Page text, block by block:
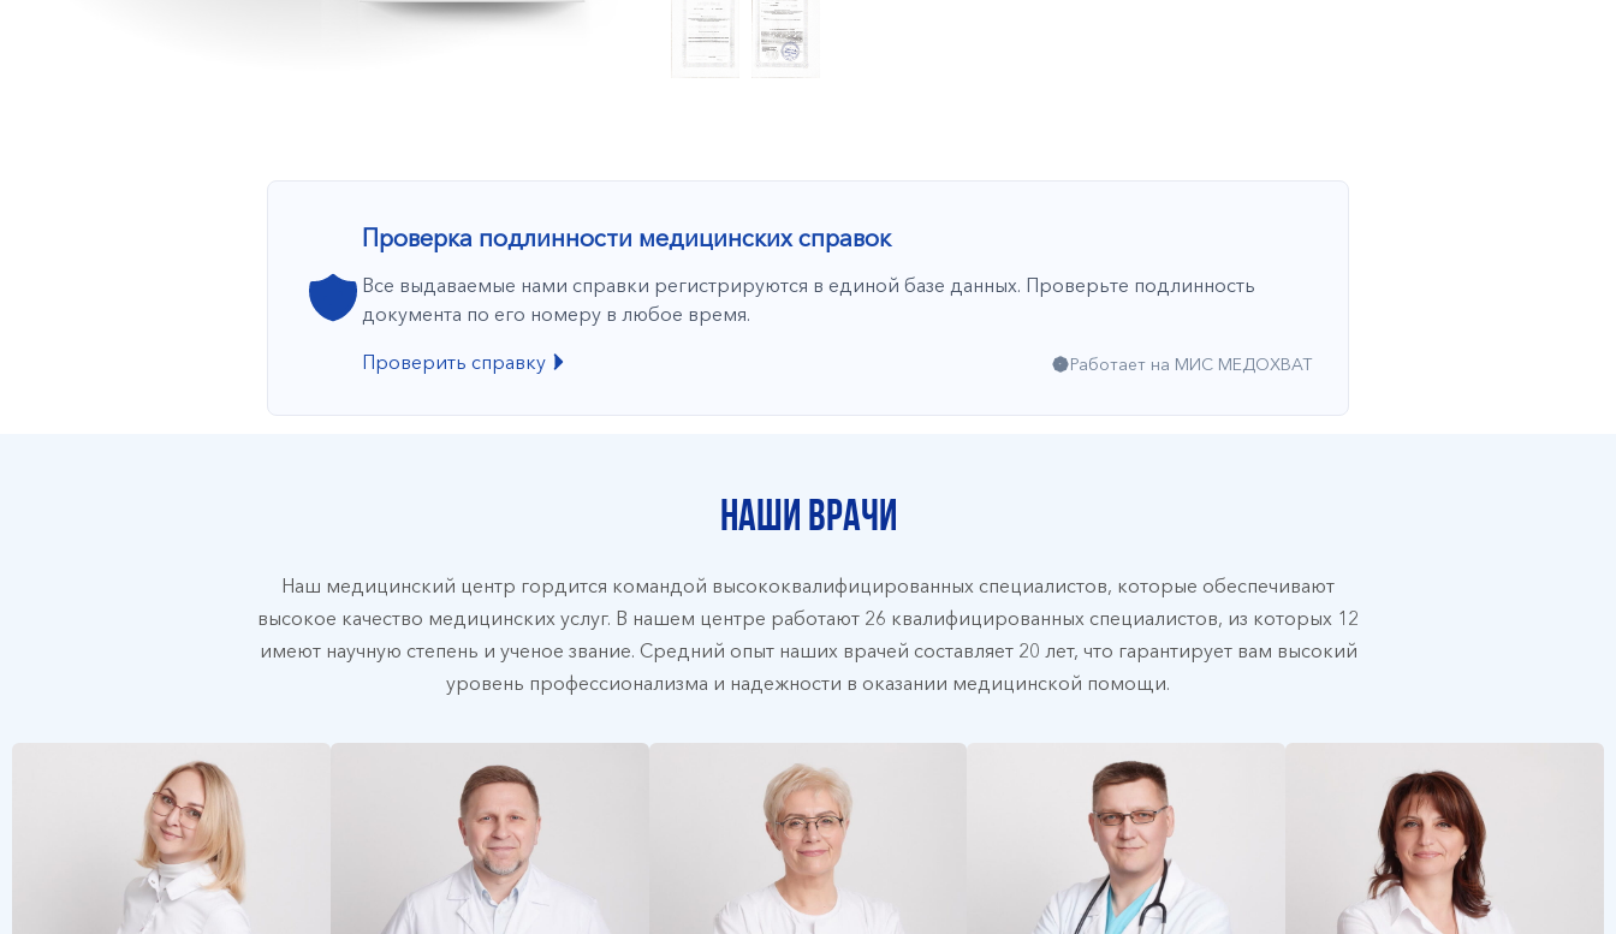
Проверка подлинности медицинских справок
Все выдаваемые нами справки регистрируются в единой базе данных. Проверьте подлинность
документа по его номеру в любое время.
Проверить справку
Работает на МИС МЕДОХВАТ
Наши врачи
Наш медицинский центр гордится командой высококвалифицированных специалистов, которые обеспечивают
высокое качество медицинских услуг. В нашем центре работают 26 квалифицированных специалистов, из которых 12
имеют научную степень и ученое звание. Средний опыт наших врачей составляет 20 лет, что гарантирует вам высокий
уровень профессионализма и надежности в оказании медицинской помощи.